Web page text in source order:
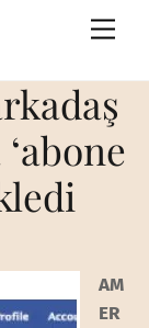
AM
ER